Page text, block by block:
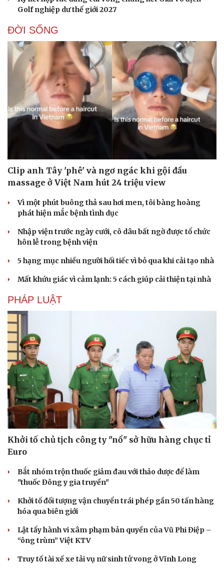
Cải chính
Golf nghiệp dư thế giới 2027
ĐỜI SỐNG
Clip anh Tây 'phê' và ngơ ngác khi gội đầu
massage ở Việt Nam hút 24 triệu view
Vì một phút buông thả sau hơi men, tôi bàng hoàng
phát hiện mắc bệnh tình dục
Nhập viện trước ngày cưới, cô dâu bất ngờ được tổ chức
hôn lễ trong bệnh viện
5 hạng mục nhiều người hối tiếc vì bỏ qua khi cải tạo nhà
Mất khứu giác vì cảm lạnh: 5 cách giúp cải thiện tại nhà
PHÁP LUẬT
Khởi tố chủ tịch công ty "nổ" sở hữu hàng chục tỉ
Euro
Bắt nhóm trộn thuốc giảm đau với thảo dược để làm
"thuốc Đông y gia truyền"
Khởi tố đối tượng vận chuyển trái phép gần 50 tấn hàng
hóa qua biên giới
Lật tẩy hành vi xâm phạm bản quyền của Vũ Phi Điệp –
“ông trùm” Việt KTV
Truy tố tài xế xe tải vụ nữ sinh tử vong ở Vĩnh Long